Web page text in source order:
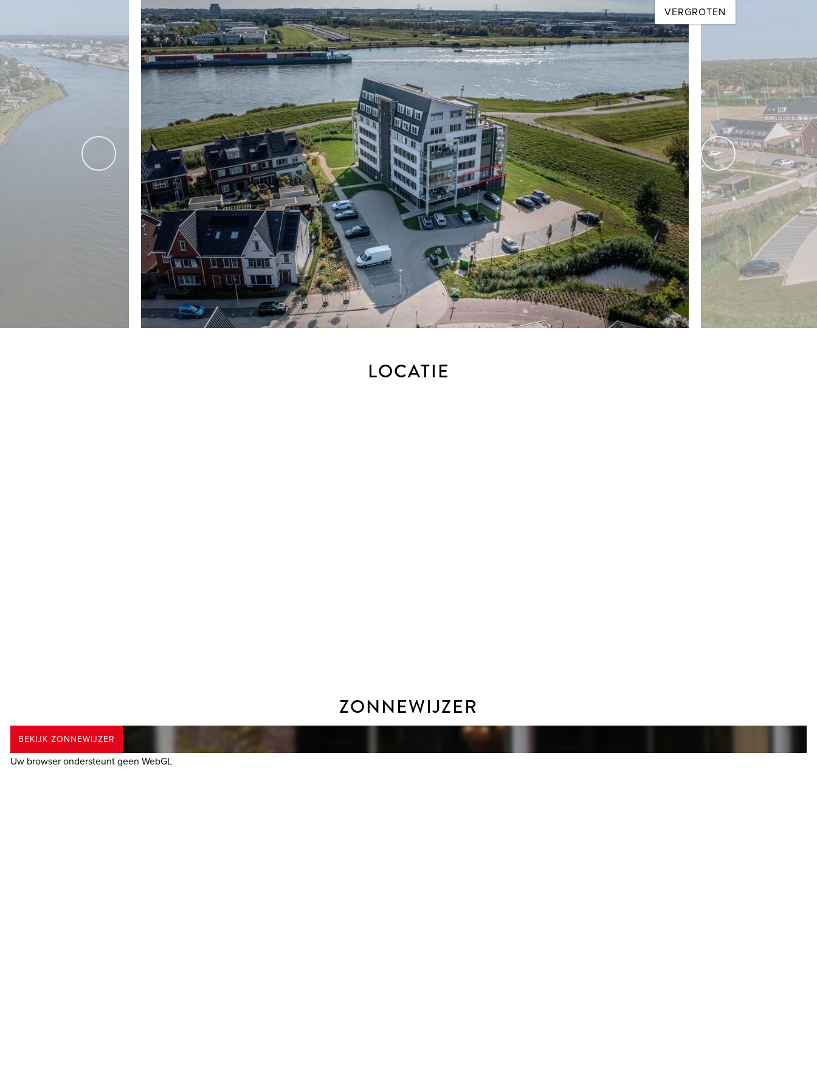
Het complex “Kilzicht” is opgeleverd in 2021 en ligt -zoals de naam doet vermoeden- langs de oevers van de Dordtsche Kil. Het complex is ingericht met slechts 19 gelijkwaardige
appartement en staat daarbij garant voor rustig wonen. De Vereniging van Eigenaars is actief en gezond.
Dit prachtige appartement biedt u een zeldzame kans om te wonen op een unieke locatie met ongeëvenaarde luxe en comfort. Ervaar het ultieme woongenot aan het water en maak
van dit droom appartement uw nieuwe thuis!
AFMETINGEN
Bekijk voor de afmetingen bijgevoegde plattegronden.
- Energielabel: A (label uit 2020, waarbij A het hoogst haalbare label was)
- Vloerverwarming in het gehele appartement
- Warmtepomp met boiler (40L)
- 3 zonnepanelen in eigendom
Een dorp met een rijke historie gesticht in 1593 waar straatnamen nog herinneren aan de ooit bloeiende vlascultuur heeft haar inwoners veel te bieden. Er zijn liefst 47 winkels,
waaronder 2 grote supermarkten en op 8000 m² één van de bekendste modehuizen van het land (Voorwinden). Er is een rijk verenigingsleven en ook de liefhebber van natuur,
wandelen en fietsen komt ruimschoots aan zijn trekken. Een voettocht door de polder Groot Koninkrijk is voor de recreant een echte belevenis.
vorige volgende
VERGROTEN
LOCATIE
ZONNEWIJZER
BEKIJK ZONNEWIJZER
Uw browser ondersteunt geen WebGL